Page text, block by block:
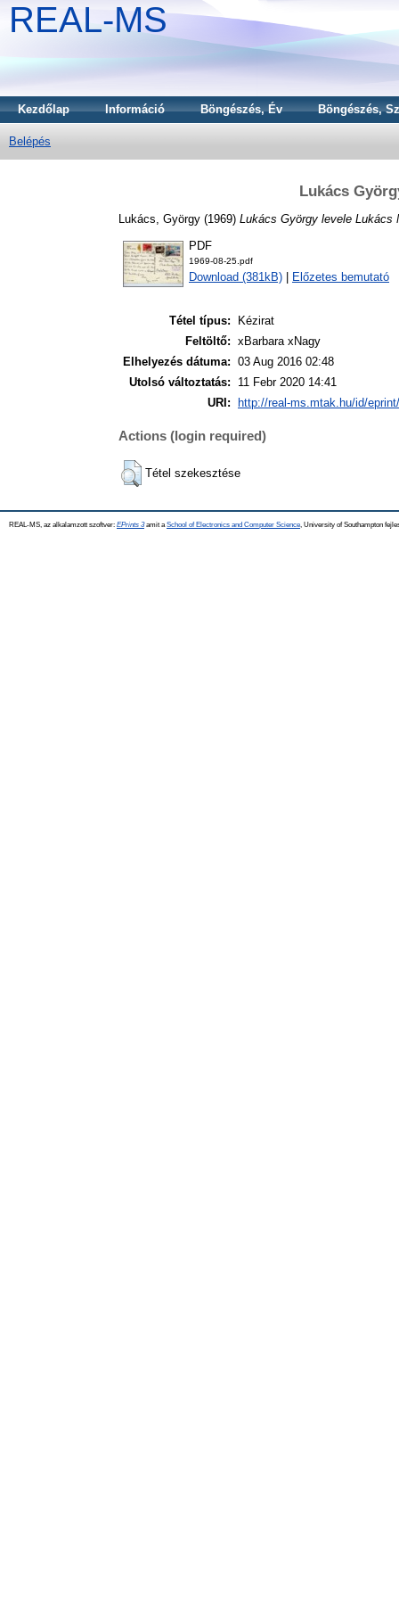
REAL-MS
Kezdőlap Információ Böngészés, Év Böngészés,
Belépés
Lukács
Lukács, György (1969) Lukács György levele Lukács
PDF
1969-08-25.pdf
Download (381kB) Előzetes bemutató
Tétel típus:
Kézirat
Feltöltő: xBarbara xNagy
Elhelyezés dátuma: 03 Aug 2016 02:48
Utolsó változtatás:
11 Febr 2020 14:41
URI:
http://real-ms.mtak.hu/id/
Actions (login required)
Tétel szekesztése
REAL-MS, az alkalamzott szoftver: EPrints 3amit a School of Electronics and Computer Science , University of Southampton